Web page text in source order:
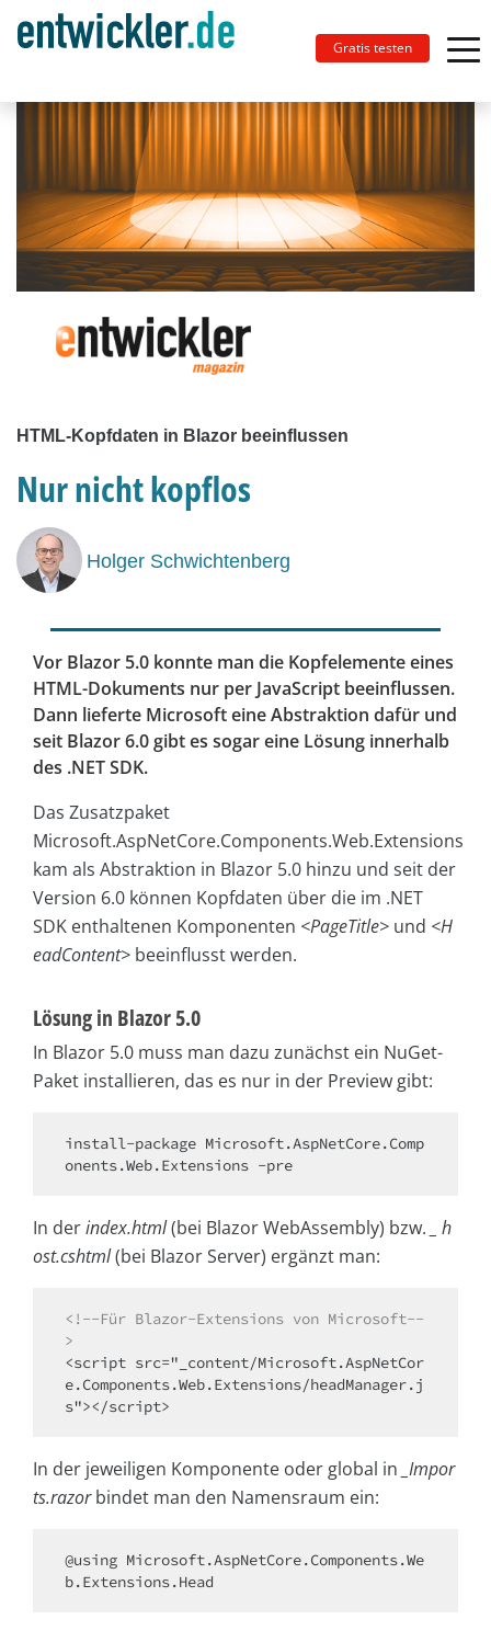
Gratis testen
HTML-Kopfdaten in Blazor beeinflussen
Nur nicht kopflos
Holger Schwichtenberg
Vor Blazor 5.0 konnte man die Kopfelemente eines
HTML-Dokuments nur per JavaScript beeinflussen.
Dann lieferte Microsoft eine Abstraktion dafür und
seit Blazor 6.0 gibt es sogar eine Lösung innerhalb
des .NET SDK.
Das Zusatzpaket
Microsoft.AspNetCore.Components.Web.Extensions
kam als Abstraktion in Blazor 5.0 hinzu und seit der
Version 6.0 können Kopfdaten über die im .NET
SDK enthaltenen Komponenten <PageTitle> und <H
eadContent> beeinflusst werden.
Lösung in Blazor 5.0
In Blazor 5.0 muss man dazu zunächst ein NuGet-
Paket installieren, das es nur in der Preview gibt:
install-package Microsoft.AspNetCore.Comp
onents.Web.Extensions -pre
In derindex.html(bei Blazor WebAssembly) bzw.
_ h
ost.cshtml(bei Blazor Server) ergänzt man:
<!--Für Blazor-Extensions von Microsoft--
>
<script src="_content/Microsoft.AspNetCor
e.Components.Web.Extensions/headManager.j
s"></script>
In der jeweiligen Komponente oder global in _Impor
ts.razorbindet man den Namensraum ein:
@using Microsoft.AspNetCore.Components.We
b.Extensions.Head